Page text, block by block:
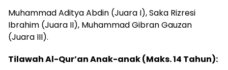
Muhammad Aditya Abdin (Juara I), Saka Rizresi
Ibrahim (Juara II), Muhammad Gibran Gauzan
(Juara III).
Tilawah Al-Qur’an Anak-anak (Maks. 14 Tahun):